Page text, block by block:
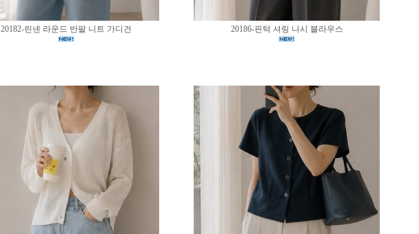
20182-린넨 라운드 반팔 니트 가디건 20186-핀턱 셔링 나시 블라우스